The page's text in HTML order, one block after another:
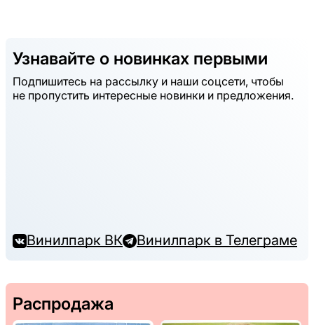
Узнавайте о новинках первыми
Подпишитесь на рассылку и наши соцсети, чтобы
не пропустить интересные новинки и предложения.
Винилпарк ВК Винилпарк в Телеграме
Распродажа